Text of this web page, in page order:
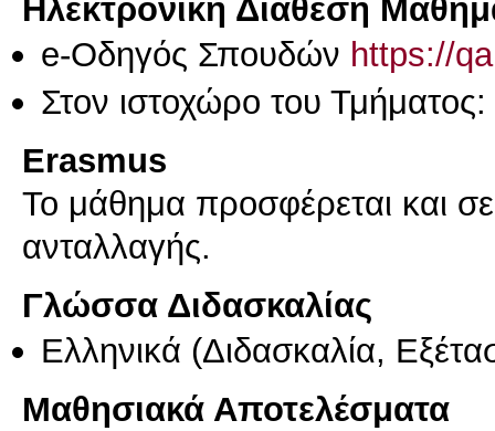
Ηλεκτρονική Διάθεση
e-Οδηγός Σπουδών https://
Στον ιστοχώρο του Τμήματος:
Erasmus
Το μάθημα προσφέρεται και
ανταλλαγής.
Γλώσσα Διδασκαλίας
Ελληνικά (Διδασκαλία,
Μαθησιακά Αποτελέσματα